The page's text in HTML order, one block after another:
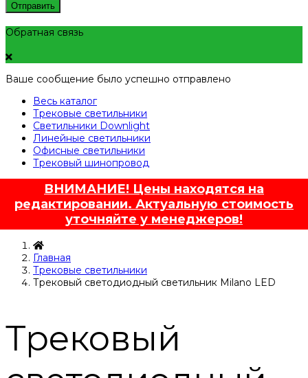
Отправить
Обратная связь
Ваше сообщение было успешно отправлено
Весь каталог
Трековые светильники
Светильники Downlight
Линейные светильники
Офисные светильники
Трековый шинопровод
ВНИМАНИЕ! Цены находятся на
редактировании. Актуальную стоимость
уточняйте у менеджеров!
Главная
Трековые светильники
Трековый светодиодный светильник Milano LED
Трековый